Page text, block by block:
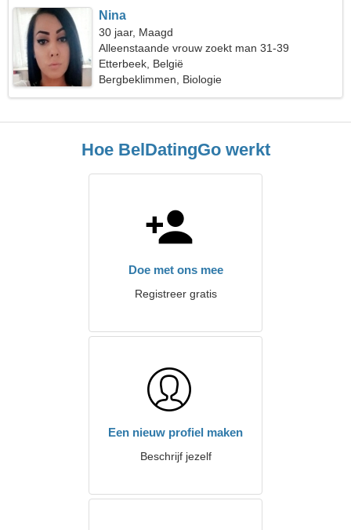
Nina
30 jaar, Maagd
Alleenstaande vrouw zoekt man 31-39
Etterbeek, België
Bergbeklimmen, Biologie
Hoe BelDatingGo werkt
Doe met ons mee
Registreer gratis
Een nieuw profiel maken
Beschrijf jezelf